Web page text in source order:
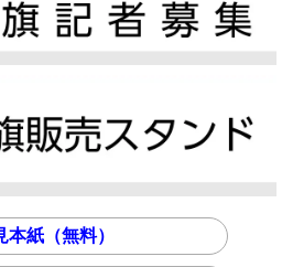
本紙（無料）